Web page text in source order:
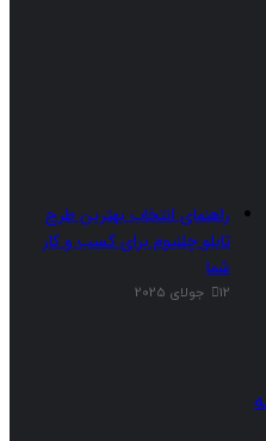
راهنمای انتخاب بهترین طرح
تابلو چلنیوم برای کسب و کار